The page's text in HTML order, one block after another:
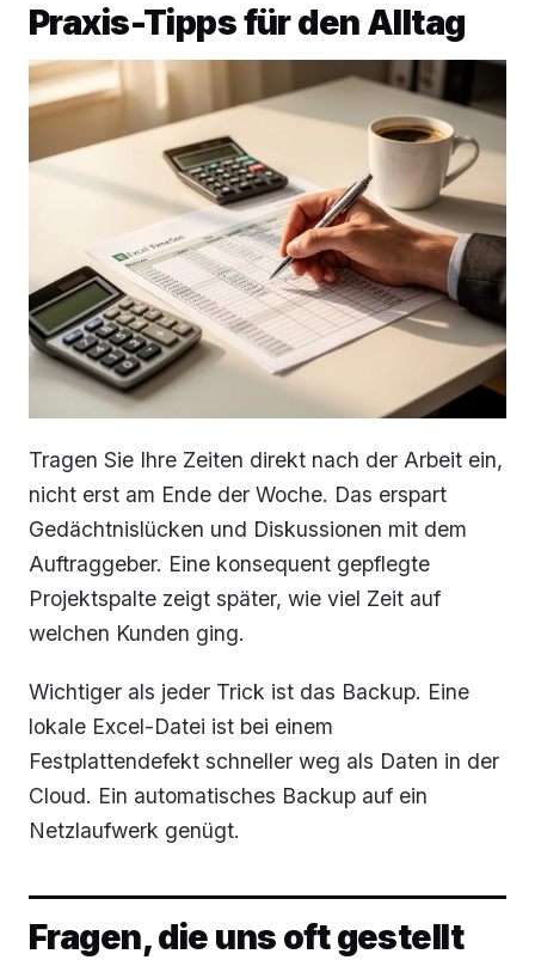
Praxis-Tipps für den Alltag
Tragen Sie Ihre Zeiten direkt nach der Arbeit ein,
nicht erst am Ende der Woche. Das erspart
Gedächtnislücken und Diskussionen mit dem
Auftraggeber. Eine konsequent gepflegte
Projektspalte zeigt später, wie viel Zeit auf
welchen Kunden ging.
Wichtiger als jeder Trick ist das Backup. Eine
lokale Excel-Datei ist bei einem
Festplattendefekt schneller weg als Daten in der
Cloud. Ein automatisches Backup auf ein
Netzlaufwerk genügt.
Fragen, die uns oft gestellt